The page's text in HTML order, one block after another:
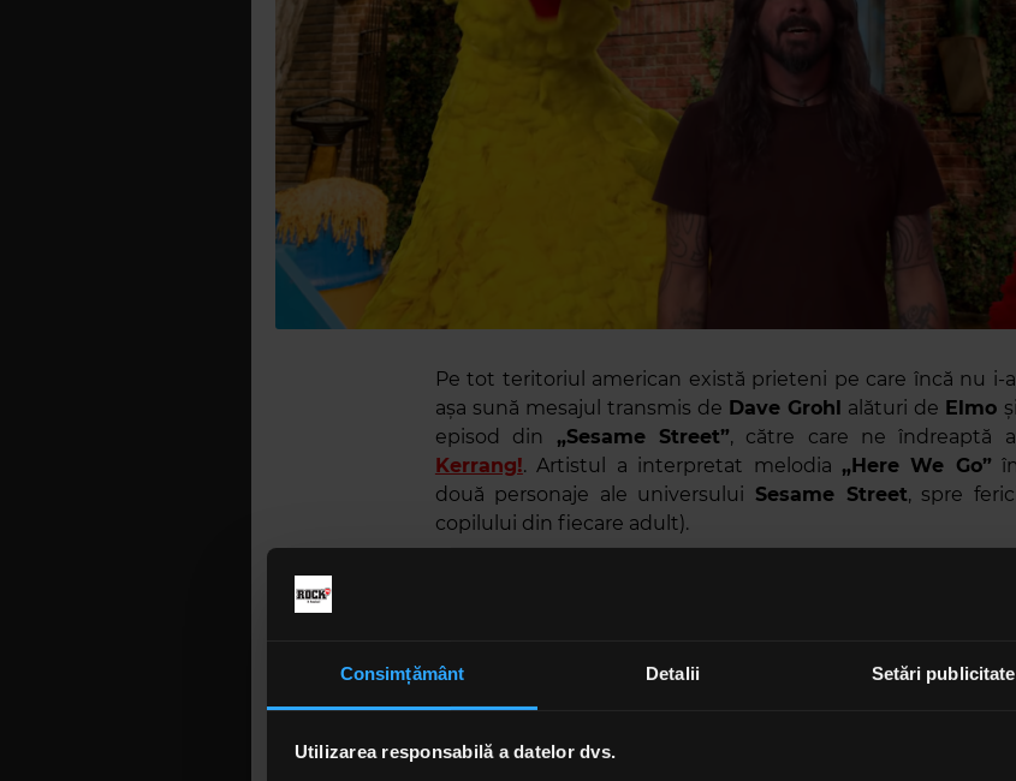
Consimțământ Detalii Setări publicitate
Utilizarea responsabilă a datelor dvs.
Pe tot teritoriul american există prieteni pe care încă nu i-
așa sună mesajul transmis de Dave Grohl alături de Elmo și
episod din „Sesame Street”, către care ne îndreaptă
Kerrang!. Artistul a interpretat melodia „Here We Go”
două personaje ale universului Sesame Street, spre
copilului din fiecare adult).
Brandi Carlile
Goldroom ,Japanese Breakfast ,Nonotak,
Pe cont propriu, toboșarul
The Coattail Riders